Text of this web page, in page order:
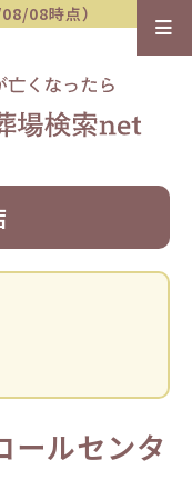
08時点）
ールセンタ